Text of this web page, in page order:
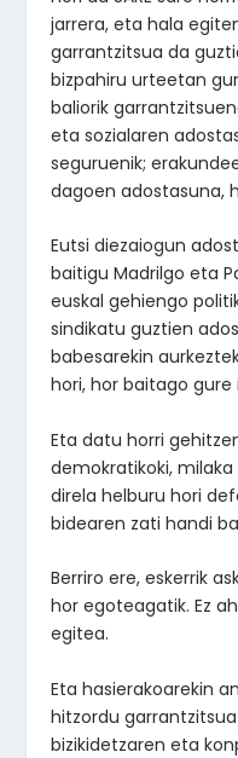
jarrera, eta hala
garrantzitsua da
bizpahiru urteetan
baliorik
eta sozialaren
seguruenik;
dagoen adostasuna,
Eutsi diezaiogun
baitigu Madrilgo eta
euskal gehiengo
sindikatu guztien
babesarekin
hori, hor baitago gure
Eta datu horri
demokratikoki,
direla helburu hori
bidearen zati handi
Berriro ere, eskerrik
hor egoteagatik. Ez
egitea.
Eta hasierakoarekin
hitzordu
bizikidetzaren eta